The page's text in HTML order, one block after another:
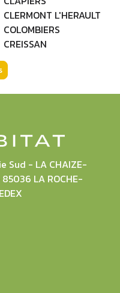
CLERMONT L'HERAULT
COLOMBIERS
CREISSAN
Sud - LA CHAIZE-
LA ROCHE-